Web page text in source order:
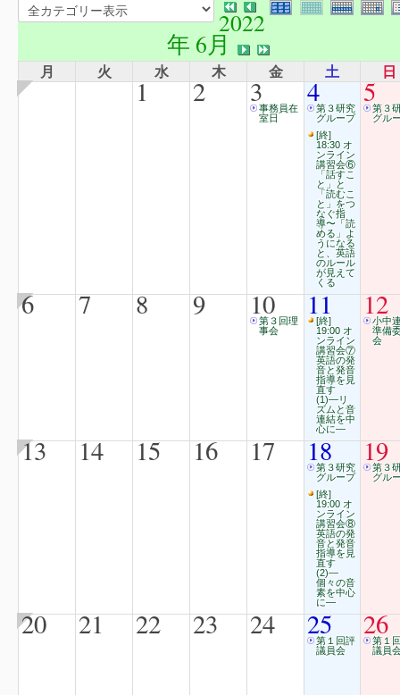
2022
年 6月
月 火 水 木 金 土 日
1 2 3事務員在
室日
4第３研究
グループ
[終]
18:30 オ
ンライン
講習会⑥
「話すこ
と」と
「読むこ
と」をつ
なぐ指
導〜「読
める」よ
うになる
と、英語
のルール
が見えて
くる
5第３
グル
6 7 8 9 10
第３回理
事会
11
[終]
19:00 オ
ンライン
講習会⑦
英語の発
音と発音
指導を見
直す
(1)―リ
ズムと音
連結を中
心に―
12
小中
準備
会
13 14 15 16 17 18
第３研究
グループ
[終]
19:00 オ
ンライン
講習会⑧
英語の発
音と発音
指導を見
直す
(2)―
個々の音
素を中心
に―
19
第３
グル
20 21 22 23 24 25
第１回評
議員会
26
第１
議員